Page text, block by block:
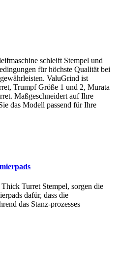
schleift Stempel und
für höchste Qualität bei
ValuGrind ist
Trumpf Größe 1 und 2, Murata
Maßgeschneidert auf Ihre
das Modell passend für Ihre
Turret Stempel, sorgen die
dafür, dass die
das Stanz-prozesses